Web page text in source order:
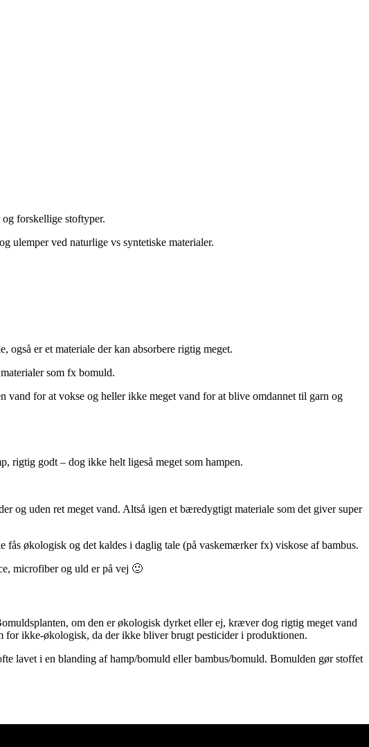
forskellige stoftyper.
ulemper ved naturlige vs syntetiske materialer.
er et materiale der kan absorbere rigtig meget.
som fx bomuld.
for at vokse og heller ikke meget vand for at blive omdannet til garn og
rigtig godt – dog ikke helt ligeså meget som hampen.
og uden ret meget vand. Altså igen et bæredygtigt materiale som det giver super
økologisk og det kaldes i daglig tale (på vaskemærker fx) viskose af bambus.
microfiber og uld er på vej 🙂
om den er økologisk dyrket eller ej, kræver dog rigtig meget vand
ikke-økologisk, da der ikke bliver brugt pesticider i produktionen.
lavet i en blanding af hamp/bomuld eller bambus/bomuld. Bomulden gør stoffet